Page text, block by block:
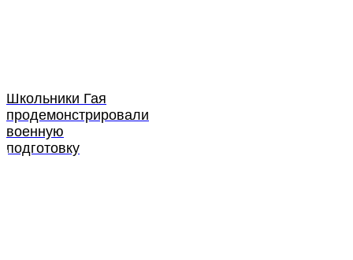
Школьники Гая
продемонстрировали
военную
подготовку